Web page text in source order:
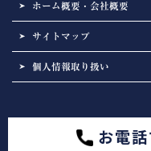
ホーム概要・会社概要
サイトマップ
個人情報取り扱い
お電